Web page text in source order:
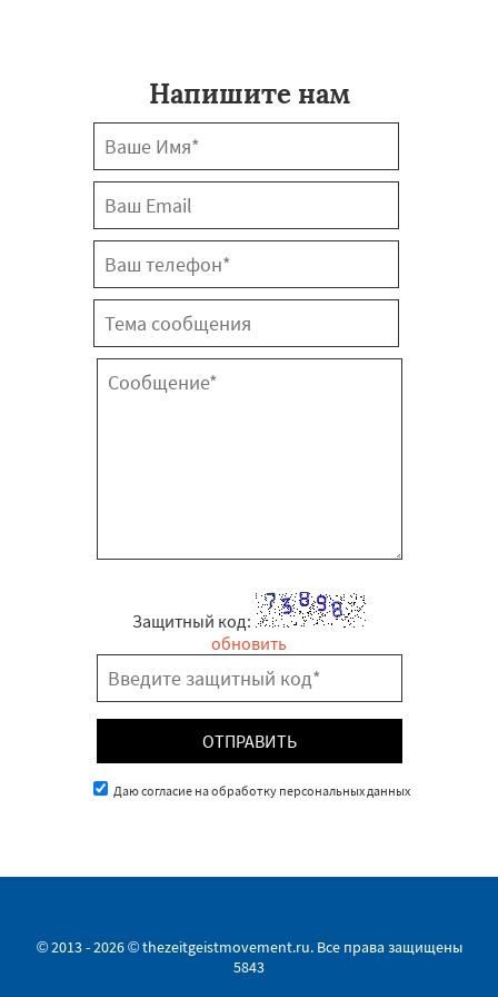
Напишите нам
Защитный код:
обновить
Даю согласие на обработку персональных данных
© 2013 - 2026 © thezeitgeistmovement.ru. Все права защищены
5843